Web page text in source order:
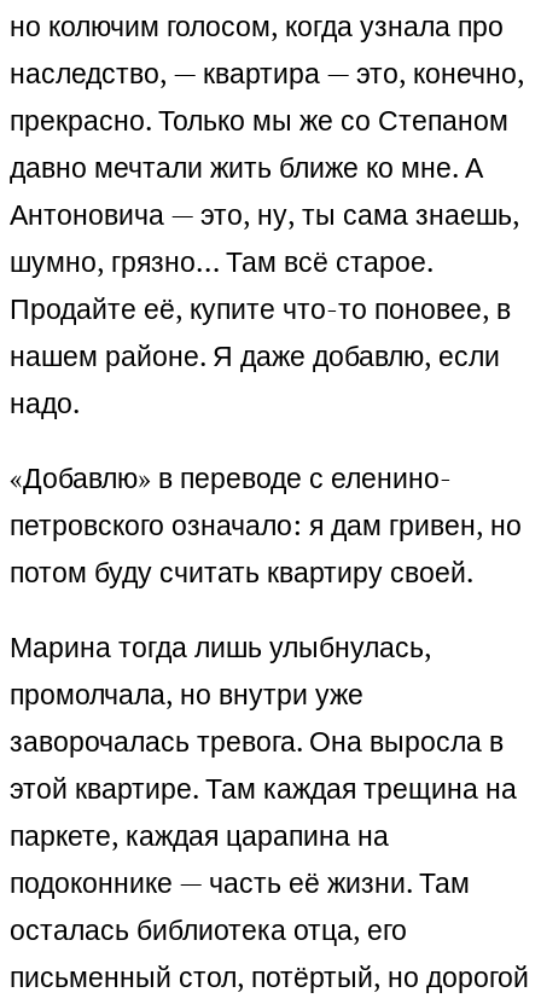
но колючим голосом, когда узнала про
наследство, — квартира — это, конечно,
прекрасно. Только мы же со Степаном
давно мечтали жить ближе ко мне. А
Антоновича — это, ну, ты сама знаешь,
шумно, грязно… Там всё старое.
Продайте её, купите что-то поновее, в
нашем районе. Я даже добавлю, если
надо.
«Добавлю» в переводе с еленино-
петровского означало: я дам гривен, но
потом буду считать квартиру своей.
Марина тогда лишь улыбнулась,
промолчала, но внутри уже
заворочалась тревога. Она выросла в
этой квартире. Там каждая трещина на
паркете, каждая царапина на
подоконнике — часть её жизни. Там
осталась библиотека отца, его
письменный стол, потёртый, но дорогой